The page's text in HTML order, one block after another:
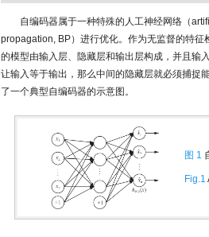
自编码器属于一种特殊的人工神经网络（
propagation, BP）进行优化。作为无监督的特
的模型由输入层、隐藏层和输出层构成，并且输
让输入等于输出，那么中间的隐藏层就必须捕捉
了一个典型自编码器的示意图。
图 1
Fig.1